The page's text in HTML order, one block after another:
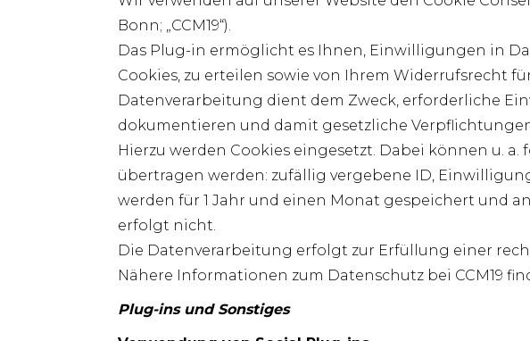
Bonn; „CCM19“).
Das Plug-in ermöglicht es Ihnen, Einwilligungen in
Cookies, zu erteilen sowie von Ihrem Widerrufsrecht
Datenverarbeitung dient dem Zweck, erforderliche
dokumentieren und damit gesetzliche
Hierzu werden Cookies eingesetzt. Dabei können u.
übertragen werden: zufällig vergebene ID,
werden für 1 Jahr und einen Monat gespeichert und
erfolgt nicht.
Die Datenverarbeitung erfolgt zur Erfüllung einer
Nähere Informationen zum Datenschutz bei CCM19
Plug-ins und Sonstiges